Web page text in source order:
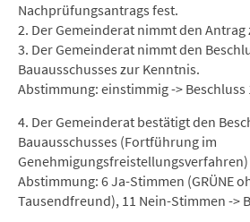
Nachprüfungsantrags fest.
2. Der Gemeinderat nimmt den Antrag
3. Der Gemeinderat nimmt den
Bauausschusses zur Kenntnis.
Abstimmung: einstimmig -> Beschluss
4. Der Gemeinderat bestätigt den
Bauausschusses (Fortführung im
Genehmigungsfreistellungsverfahren)
Abstimmung: 6 Ja-Stimmen (GRÜNE
Tausendfreund), 11 Nein-Stimmen ->